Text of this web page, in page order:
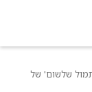
שלשום' של